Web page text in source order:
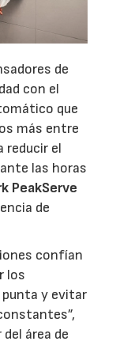
de
con el
que
más entre
reducir el
las horas
PeakServe
de
confían
los
y evitar
área de